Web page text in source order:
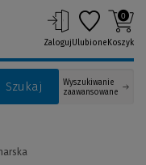
Szukaj
Wyszukiwanie
zaawansowane
ZalogujUlubione
0
Koszyk